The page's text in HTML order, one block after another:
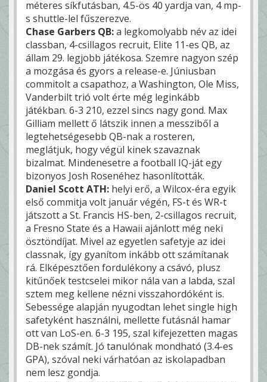
méteres síkfutásban, 4.5-ös 40 yardja van, 4 mp-
s shuttle-lel fűszerezve.
Chase Garbers QB:a legkomolyabb név az idei
classban, 4-csillagos recruit, Elite 11-es QB, az
állam 29. legjobb játékosa. Szemre nagyon szép
a mozgása és gyors a release-e. Júniusban
commitolt a csapathoz, a Washington, Ole Miss,
Vanderbilt trió volt érte még leginkább
játékban. 6-3 210, ezzel sincs nagy gond. Max
Gilliam mellett ő látszik innen a messziből a
legtehetségesebb QB-nak a rosteren,
meglátjuk, hogy végül kinek szavaznak
bizalmat. Mindenesetre a football IQ-ját egy
bizonyos Josh Rosenéhez hasonlították.
Daniel Scott ATH: helyi erő, a Wilcox-éra egyik
első commitja volt január végén, FS-t és WR-t
játszott a St. Francis HS-ben, 2-csillagos recruit,
a Fresno State és a Hawaii ajánlott még neki
ösztöndíjat. Mivel az egyetlen safetyje az idei
classnak, így gyanítom inkább ott számítanak
rá. Elképesztően fordulékony a csávó, plusz
kitűnőek testcselei mikor nála van a labda, szal
sztem meg kellene nézni visszahordóként is.
Sebessége alapján nyugodtan lehet single high
safetyként használni, mellette futásnál hamar
ott van LoS-en. 6-3 195, szal kifejezetten magas
DB-nek számít. Jó tanulónak mondható (3.4-es
GPA), szóval neki várhatóan az iskolapadban
nem lesz gondja.